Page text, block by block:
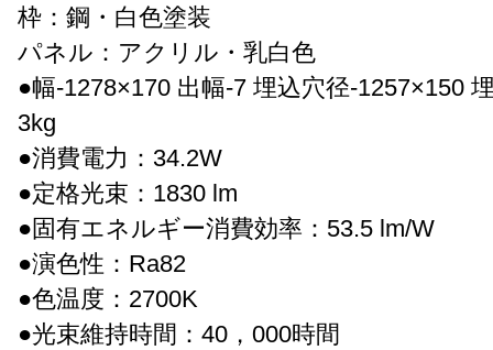
枠：鋼・白色塗装
パネル：アクリル・乳白色
●幅-1278×170 出幅-7 埋込穴径-1257×150
3kg
●消費電力：34.2W
●定格光束：1830 lm
●固有エネルギー消費効率：53.5 lm/W
●演色性：Ra82
●色温度：2700K
●光束維持時間：40，000時間